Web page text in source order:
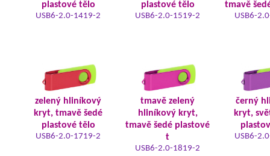
plastové tělo
USB6-2.0-1419-2
plastové tělo
USB6-2.0-1519-2
tmavě
USB6-
zelený hliníkový
kryt, tmavě šedé
plastové tělo
USB6-2.0-1719-2
tmavě zelený
hliníkový kryt,
tmavě šedé plastové
t
USB6-2.0-1819-2
černý
kryt,
USB6-